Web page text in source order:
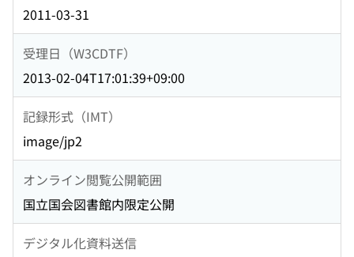
2011-03-31
受理日（W3CDTF）
2013-02-04T17:01:39+09:00
記録形式（IMT）
image/jp2
オンライン閲覧公開範囲
国立国会図書館内限定公開
デジタル化資料送信